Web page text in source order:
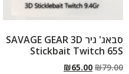
סבאג' גיר SAVAGE GEAR 3D
Stickbait Twitch 65S
₪79.00
₪65.00